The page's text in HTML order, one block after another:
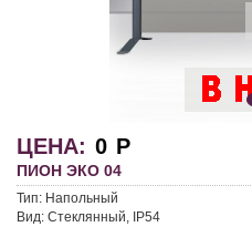
ЦЕНА: 0 Р
ПИОН ЭКО 04
Тип: Напольный
Вид: Стеклянный, IP54